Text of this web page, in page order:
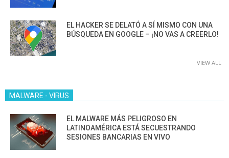
EL HACKER SE DELATÓ A SÍ MISMO CON UNA
BÚSQUEDA EN GOOGLE – ¡NO VAS A CREERLO!
VIEW ALL
MALWARE - VIRUS
EL MALWARE MÁS PELIGROSO EN
LATINOAMÉRICA ESTÁ SECUESTRANDO
SESIONES BANCARIAS EN VIVO